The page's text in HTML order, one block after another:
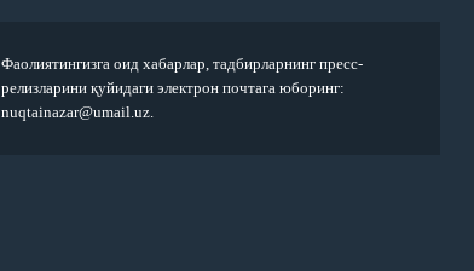
Фаолиятингизга оид хабарлар, тадбирларнинг пресс-
релизларини қуйидаги электрон почтага юборинг:
nuqtainazar@umail.uz.